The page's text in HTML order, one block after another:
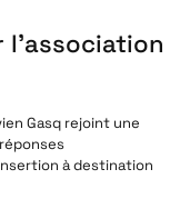
Gasq rejoint une
à destination